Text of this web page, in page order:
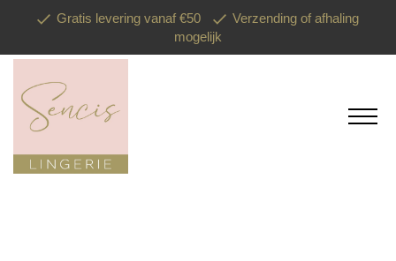
Gratis levering vanaf €50
Verzending of afhaling
mogelijk